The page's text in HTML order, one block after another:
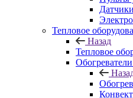
Датчики
Тепловое
Назад
Тепловое
Обогреватели